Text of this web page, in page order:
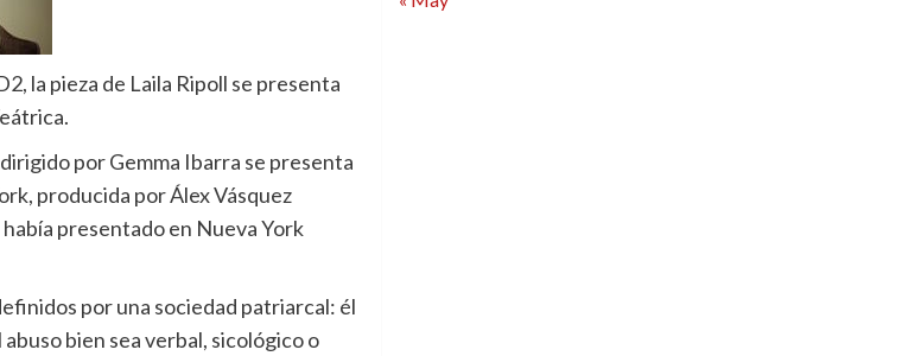
la pieza de Laila Ripoll se presenta
por Gemma Ibarra se presenta
producida por Álex Vásquez
había presentado en Nueva York
por una sociedad patriarcal: él
bien sea verbal, sicológico o